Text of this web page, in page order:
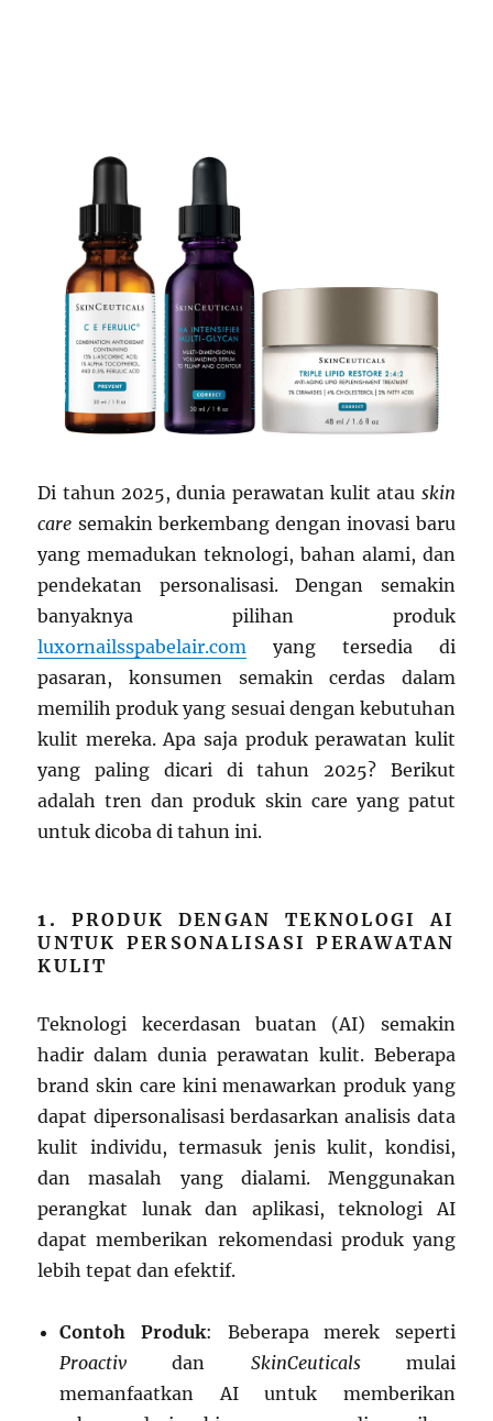
Di tahun 2025, dunia perawatan kulit atau skin
care semakin berkembang dengan inovasi baru
yang memadukan teknologi, bahan alami, dan
pendekatan personalisasi. Dengan semakin
banyaknya pilihan produk
luxornailsspabelair.com yang tersedia di
pasaran, konsumen semakin cerdas dalam
memilih produk yang sesuai dengan kebutuhan
kulit mereka. Apa saja produk perawatan kulit
yang paling dicari di tahun 2025? Berikut
adalah tren dan produk skin care yang patut
untuk dicoba di tahun ini.
1. PRODUK DENGAN TEKNOLOGI AI
UNTUK PERSONALISASI PERAWATAN
KULIT
Teknologi kecerdasan buatan (AI) semakin
hadir dalam dunia perawatan kulit. Beberapa
brand skin care kini menawarkan produk yang
dapat dipersonalisasi berdasarkan analisis data
kulit individu, termasuk jenis kulit, kondisi,
dan masalah yang dialami. Menggunakan
perangkat lunak dan aplikasi, teknologi AI
dapat memberikan rekomendasi produk yang
lebih tepat dan efektif.
Contoh Produk: Beberapa merek seperti
Proactiv dan SkinCeuticalsmulai
memanfaatkan AI untuk memberikan